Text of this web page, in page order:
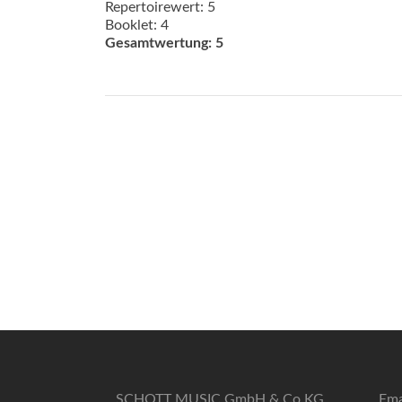
Repertoirewert: 5
Booklet: 4
Gesamtwertung: 5